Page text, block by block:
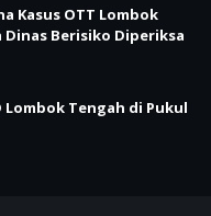
Kasus OTT Lombok
Berisiko Diperiksa
Lombok Tengah di Pukul